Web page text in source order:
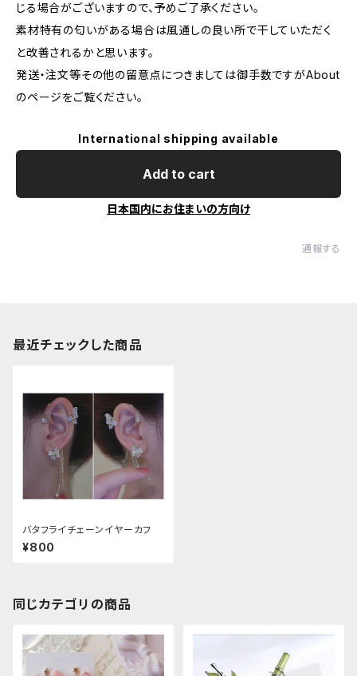
じる場合がございますので、予めご了承ください。
素材特有の匂いがある場合は風通しの良い所で干していただく
と改善されるかと思います。
発送・注文等その他の留意点につきましては御手数ですがAbout
のページをご覧ください。
International shipping available
Add to cart
日本国内にお住まいの方向け
通報する
最近チェックした商品
バタフライチェーンイヤーカフ
¥800
同じカテゴリの商品